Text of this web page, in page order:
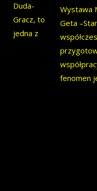
Duda-
Gracz, to
jedna z
Wystawa
Geta
fenomen